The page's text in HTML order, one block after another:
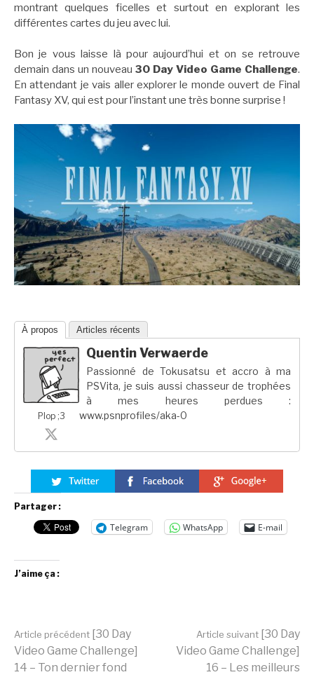
montrant quelques ficelles et surtout en explorant les
différentes cartes du jeu avec lui.
Bon je vous laisse là pour aujourd’hui et on se retrouve
demain dans un nouveau 30 Day Video Game Challenge.
En attendant je vais aller explorer le monde ouvert de Final
Fantasy XV, qui est pour l’instant une très bonne surprise !
À propos Articles récents
Plop ;3
Quentin Verwaerde
Passionné de Tokusatsu et accro à ma
PSVita, je suis aussi chasseur de trophées
à mes heures perdues :
www.psnprofiles/aka-0
Partager :
Telegram WhatsApp E-mail
J’aime ça :
Lire
Article précédent [30 Day
Video Game Challenge]
14 – Ton dernier fond
Article suivant [30 Day
Video Game Challenge]
16 – Les meilleurs